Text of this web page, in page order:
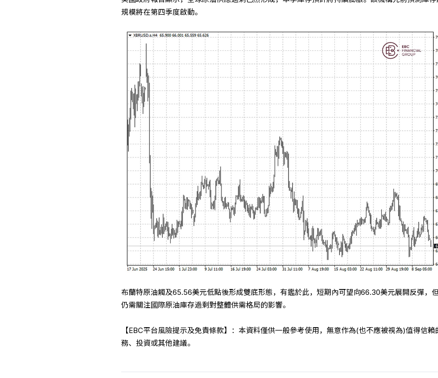
規模將在第四季度啟動。
布蘭特原油觸及65.56美元低點後形成雙底形態，有鑑於此，短期內可望向66.30美元展開反彈，
仍需關注國際原油庫存過剩對整體供需格局的影響。
【EBC平台風險提示及免責條款】：本資料僅供一般參考使用，無意作為(也不應被視為)值得信賴
務、投資或其他建議。